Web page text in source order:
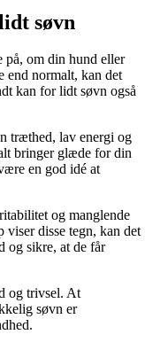
søvn
om din hund eller
end normalt, kan det
kan for lidt søvn også
træthed, lav energi og
bringer glæde for din
en god idé at
og manglende
disse tegn, kan det
og sikre, at de får
og trivsel. At
søvn er